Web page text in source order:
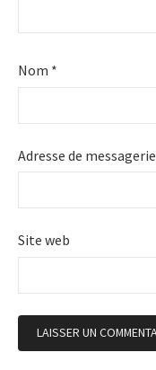
a
t
o
Nom *
Adresse de messagerie
Site web